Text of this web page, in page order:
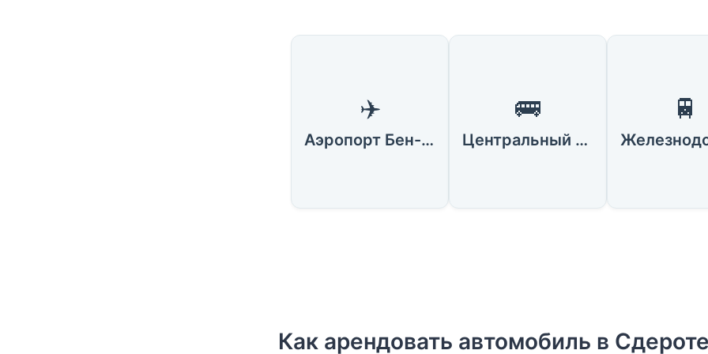
✈️
Аэропорт Бен-Гурион
🚌
Центральный автовокзал Сдерота
🚆
Как арендовать автомобиль в Сдероте